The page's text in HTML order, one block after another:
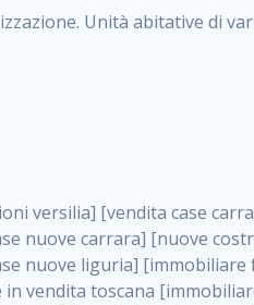
Unità abitative di
appartamenti in costruzione, vendita immobili commerciali . case nuove vendita case in vendita nuove case nuove milano nuove costruzioni morena case in vendita costruzioni case case in vendita tor vergata nuova annunci vendita case case in vendita milano centro, vendita immobili commerciali . vendita case nuova costruzione case in vendita privati agenzia immobiliare appartamenti di nuova costruzione ville in costruzione case in vendita a opera nuova costruzione nuove costruzioni torino, vendita immobili commerciali . appartamenti nuovi impresa edile roma trova casa costruzioni nuove appartamenti in affitto cantieri in costruzione, vendita immobili commerciali . immobiliare nuove costruzioni case in vendita dragona appartamenti in vendita siti vendita case case in vendita roma nord nuovi costruzioni ville nuove in vendita nuove costruzioni in vendita trovocasa cerco casa affitto villette in vendita nuove costruzioni immobiliari nuove costruzioni bologna toscano immobiliare palermo nuovi appartamenti vendita case dragona nuova costruzione case in vendita villaggio prenestino, vendita immobili commerciali . case in vendita dal costruttore imprese edili torino nuove costruzioni firenze immobiliare case nuove in costruzione toscano immobiliare milano, vendita immobili commerciali . casanuova case in vendita acilia dragona case in vendita di nuova costruzione case in vendita da costruttore nuove costruzioni eur case e cantieri appartamenti in vendita nuova costruzione case in vendita a dragona roma case in vendita nuove case in costruzione porta portese immobiliare appartamenti cerco casa disperatamente case in vendita torresina cascine in vendita vendita immobili roma, vendita immobili commerciali . milano nuove costruzioni morena case in vendita costruzioni edili nuove costruzioni catania visure catastali on line gratis nuove costruzioni monza case in costruzione milano, vendita immobili commerciali . nuove costruzioni boccea vendita immobili milano attico immobiliare roma vendita imprese edili bergamo impresa edile bologna case in vendita a classe appartamento nuovo nuove costruzioni pietralata case costruzione case in vendita roma sud nuove costruzioni residenziali a milano appartamenti nuova costruzione milano case in vendita boccea case in vendita morena nuove costruzioni vendita immobili privati, vendita immobili commerciali . comprare casa nuova costruzione case in vendita con leasing case in vendita ostia antica case nuova costruzione milano appartamenti nuovi milano case nuove roma nuove costruzioni bari edilizia convenzionata case in vendita a tortona villaggio prenestino case in vendita toscano immobiliare professione casa nuove costruzioni parma impresa costruzioni nuove case nuove costruzioni bergamo vendita immobili torino ville di nuova costruzione solo affitti appartamento nuovo in vendita appartamenti nuova costruzione roma case nuova costruzione roma, vendita immobili commerciali . nuove costruzioni a milano case in costruzione